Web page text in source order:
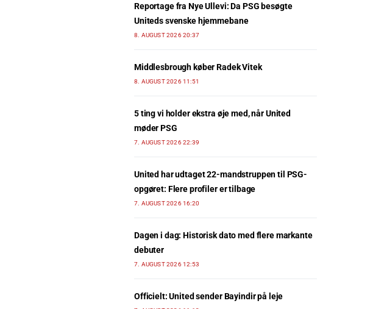
Reportage fra Nye Ullevi: Da PSG besøgte
Uniteds svenske hjemmebane
8. AUGUST 2026 20:37
Middlesbrough køber Radek Vitek
8. AUGUST 2026 11:51
5 ting vi holder ekstra øje med, når United
møder PSG
7. AUGUST 2026 22:39
United har udtaget 22-mandstruppen til PSG-
opgøret: Flere profiler er tilbage
7. AUGUST 2026 16:20
Dagen i dag: Historisk dato med flere markante
debuter
7. AUGUST 2026 12:53
Officielt: United sender Bayindir på leje